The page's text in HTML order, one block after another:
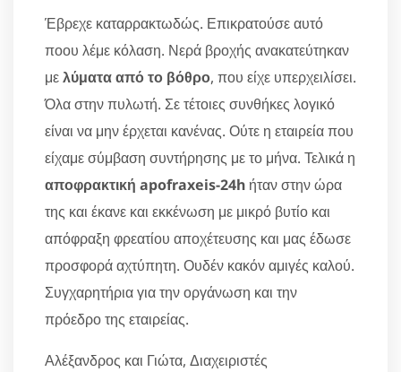
Έβρεχε καταρρακτωδώς. Επικρατούσε αυτό
ποου λέμε κόλαση. Νερά βροχής ανακατεύτηκαν
μελύματα από το βόθρο, που είχε υπερχειλίσει.
Όλα στην πυλωτή. Σε τέτοιες συνθήκες λογικό
είναι να μην έρχεται κανένας. Ούτε η εταιρεία που
είχαμε σύμβαση συντήρησης με το μήνα. Τελικά η
αποφρακτική apofraxeis-24h ήταν στην ώρα
της και έκανε και εκκένωση με μικρό βυτίο και
απόφραξη φρεατίου αποχέτευσης και μας έδωσε
προσφορά αχτύπητη. Ουδέν κακόν αμιγές καλού.
Συγχαρητήρια για την οργάνωση και την
πρόεδρο της εταιρείας.
Αλέξανδρος και Γιώτα, Διαχειριστές